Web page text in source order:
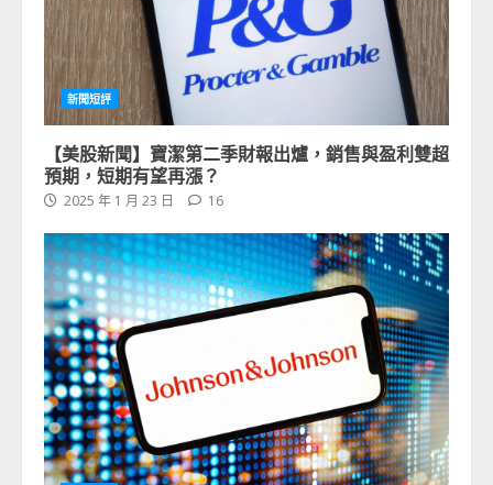
新聞短評
【美股新聞】寶潔第二季財報出爐，銷售與盈利雙超
預期，短期有望再漲？
2025 年 1 月 23 日 16